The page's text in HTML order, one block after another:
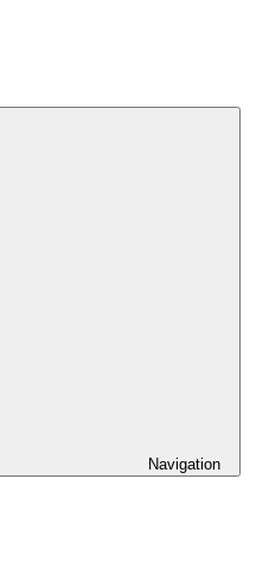
Navigation